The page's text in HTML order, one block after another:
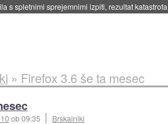
razvija svojo raketo za večkratno uporabo::4.
» Firefox 3.6 še ta mesec
ob 09:35 Brskalniki